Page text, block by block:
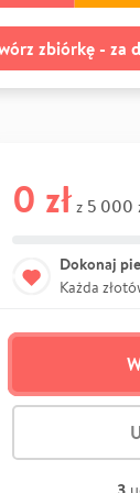
zbiórkę - za
0 zł z 5 000
Dokonaj
Każda